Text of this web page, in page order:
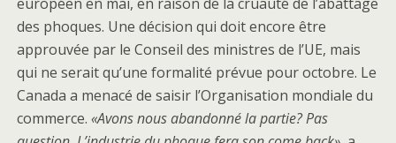
des phoques. Une décision qui doit encore être
approuvée par le Conseil des ministres de l’UE, mais
qui ne serait qu’une formalité prévue pour octobre. Le
Canada a menacé de saisir l’Organisation mondiale du
commerce. «Avons nous abandonné la partie? Pas